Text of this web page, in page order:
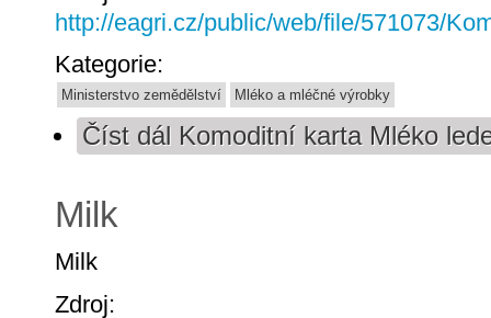
http://eagri.cz/public/web/file/571073/
Kategorie:
Ministerstvo zemědělství Mléko a mléčné výrobky
Číst dál Komoditní karta Mléko
Milk
Milk
Zdroj: